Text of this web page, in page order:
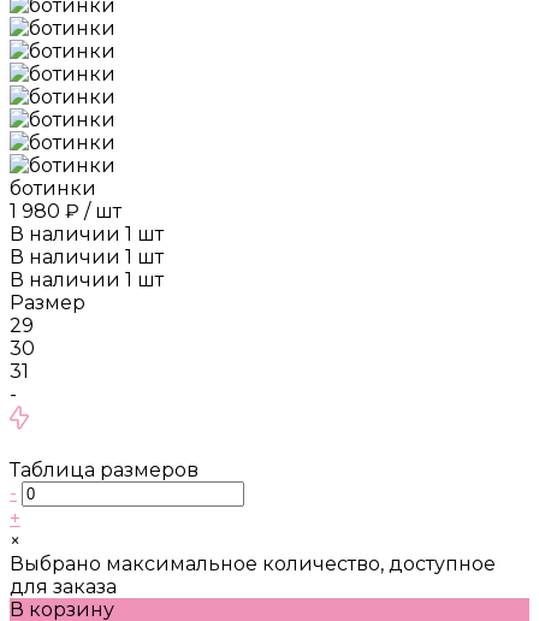
ботинки
1 980 ₽ / шт
В наличии 1 шт
В наличии 1 шт
В наличии 1 шт
Размер
29
30
31
-
Таблица размеров
-
+
×
Выбрано максимальное количество, доступное
для заказа
В корзину